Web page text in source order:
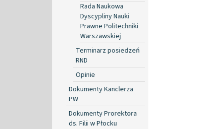
Rada Naukowa
Dyscypliny Nauki
Prawne Politechniki
Warszawskiej
Terminarz posiedzeń
RND
Opinie
Dokumenty Kanclerza
PW
Dokumenty Prorektora
ds. Filii w Płocku